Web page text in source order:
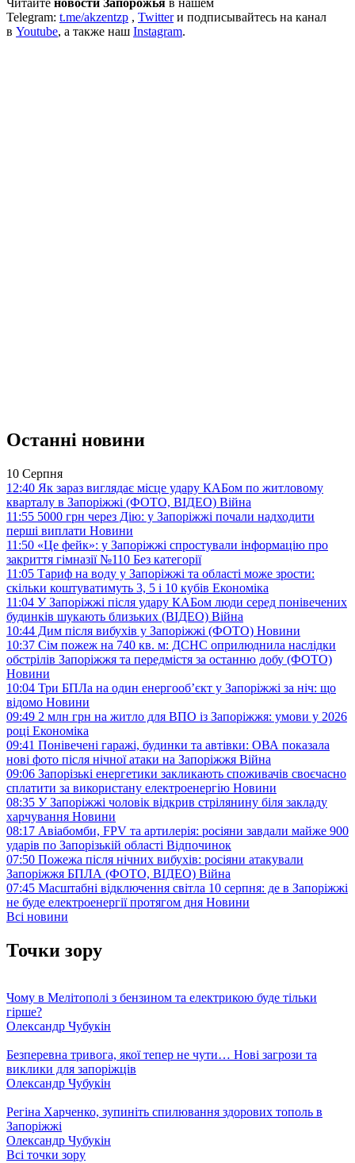
Telegram: t.me/akzentzp , Twitterи подписывайтесь на канал
в Youtube, а также наш Instagram.
Останні новини
10 Серпня
12:40 Як зараз виглядає місце удару КАБом по житловому
кварталу в Запоріжжі (ФОТО, ВІДЕО) Війна
11:55 5000 грн через Дію: у Запоріжжі почали надходити
перші виплати Новини
11:50 «Це фейк»: у Запоріжжі спростували інформацію про
закриття гімназії №110 Без категорії
11:05 Тариф на воду у Запоріжжі та області може зрости:
скільки коштуватимуть 3, 5 і 10 кубів Економіка
11:04 У Запоріжжі після удару КАБом люди серед понівечених
будинків шукають близьких (ВІДЕО) Війна
10:44 Дим після вибухів у Запоріжжі (ФОТО) Новини
10:37 Сім пожеж на 740 кв. м: ДСНС оприлюднила наслідки
обстрілів Запоріжжя та передмістя за останню добу (ФОТО)
Новини
10:04 Три БПЛа на один енергооб’єкт у Запоріжжі за ніч: що
відомо Новини
09:49 2 млн грн на житло для ВПО із Запоріжжя: умови у 2026
році Економіка
09:41 Понівечені гаражі, будинки та автівки: ОВА показала
нові фото після нічної атаки на Запоріжжя Війна
09:06 Запорізькі енергетики закликають споживачів своєчасно
сплатити за використану електроенергію Новини
08:35 У Запоріжжі чоловік відкрив стрілянину біля закладу
харчування Новини
08:17 Авіабомби, FPV та артилерія: росіяни завдали майже 900
ударів по Запорізькій області Відпочинок
07:50 Пожежа після нічних вибухів: росіяни атакували
Запоріжжя БПЛА (ФОТО, ВІДЕО) Війна
07:45 Масштабні відключення світла 10 серпня: де в Запоріжжі
не буде електроенергії протягом дня Новини
Всі новини
Точки зору
Чому в Мелітополі з бензином та електрикою буде тільки
гірше?
Олександр Чубукін
Безперевна тривога, якої тепер не чути… Нові загрози та
виклики для запоріжців
Олександр Чубукін
Регіна Харченко, зупиніть спилювання здорових тополь в
Запоріжжі
Олександр Чубукін
Всі точки зору